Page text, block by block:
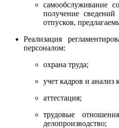
самообслуживание
получение сведений
отпусков,
Реализация
персоналом:
охрана труда;
учет кадров и анализ
аттестация;
трудовые
делопроизводство;